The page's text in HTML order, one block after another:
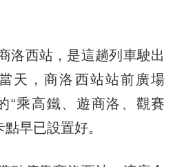
西站，是這趟列車駛出
天，商洛西站站前廣場
“乘高鐵、遊商洛、觀賽
早已設置好。